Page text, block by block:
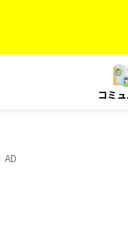
コミ
AD